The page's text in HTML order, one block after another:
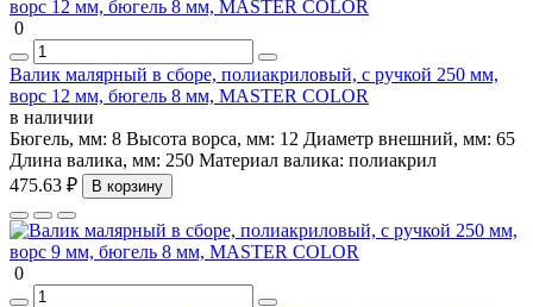
0
Валик малярный в сборе, полиакриловый, с ручкой 250 мм,
ворс 12 мм, бюгель 8 мм, MASTER COLOR
в наличии
Бюгель, мм: 8 Высота ворса, мм: 12 Диаметр внешний, мм: 65
Длина валика, мм: 250 Материал валика: полиакрил
475.63 ₽
В корзину
0